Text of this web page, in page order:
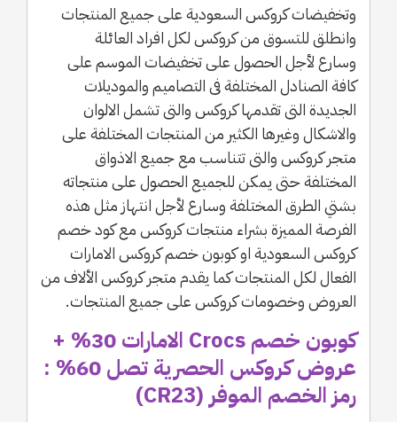
وتخفيضات كروكس السعودية على جميع المنتجات
وانطلق للتسوق من كروكس لكل افراد العائلة
وسارع لأجل الحصول على تخفيضات الموسم على
كافة الصنادل المختلفة فى التصاميم والموديلات
الجديدة التى تقدمها كروكس والتى تشمل الالوان
والاشكال وغيرها الكثير من المنتجات المختلفة على
متجر كروكس والتى تتناسب مع جميع الاذواق
المختلفة حتى يمكن للجميع الحصول على منتجاته
بشتي الطرق المختلفة وسارع لأجل انتهاز مثل هذه
الفرصة المميزة بشراء منتجات كروكس مع كود خصم
كروكس السعودية او كوبون خصم كروكس الامارات
الفعال لكل المنتجات كما يقدم متجر كروكس الألاف من
العروض وخصومات كروكس على جميع المنتجات.
كوبون خصم Crocs الامارات 30% +
عروض كروكس الحصرية تصل 60% :
رمز الخصم الموفر (CR23)